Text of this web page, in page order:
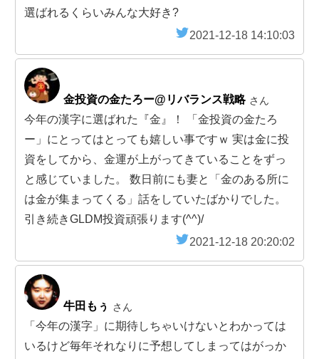
選ばれるくらいみんな大好き?
2021-12-18 14:10:03
金投資の金たろー@リバランス戦略 さん
今年の漢字に選ばれた『金』！ 「金投資の金たろ
ー」にとってはとっても嬉しい事ですｗ 実は金に投
資をしてから、金運が上がってきていることをずっ
と感じていました。 数日前にも妻と「金のある所に
は金が集まってくる」話をしていたばかりでした。
引き続きGLDM投資頑張ります(^^)/
2021-12-18 20:20:02
牛田もぅ さん
「今年の漢字」に期待しちゃいけないとわかっては
いるけど毎年それなりに予想してしまってはがっか